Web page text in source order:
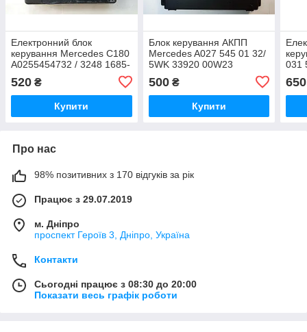
Електронний блок
керування Mercedes C180
A0255454732 / 3248 1685-
520 ₴
Купити
Блок керування АКПП
Mercedes A027 545 01 32/
5WK 33920 00W23
500₴
Купити
031
40/
650
Про нас
98% позитивних з 170 відгуків за рік
Працює з 29.07.2019
м. Дніпро
проспект Героїв 3, Дніпро, Україна
Контакти
Сьогодні працює з 08:30 до 20:00
Показати весь графік роботи